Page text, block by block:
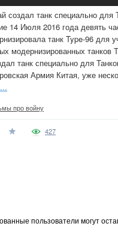
создал танк специально для
14 Июля 2016 года девять
танк Type-96 для
модернизированных танков
танк специально для
Армия Китая, уже
про войну
427
пользователи могут